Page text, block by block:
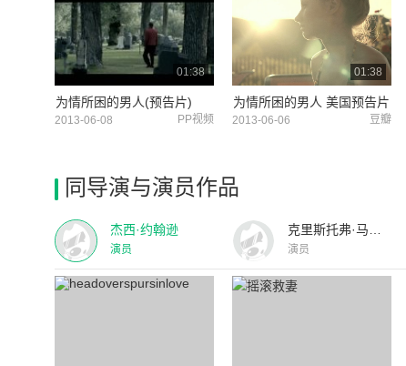
01:38
为情所困的男人(预告片)
2013-06-08 PP视频
01:38
为情所困的男人 美国预告片
2013-06-06 豆瓣
同导演与演员作品
杰西·约翰逊
演员 演员